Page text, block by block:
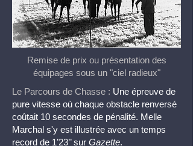
Remise de prix ou présentation des
équipages sous un "ciel radieux"
Le Parcours de Chasse : Une épreuve de
pure vitesse où chaque obstacle renversé
coûtait 10 secondes de pénalité. Melle
Marchal s'y est illustrée avec un temps
record de 1’23’’ sur Gazette.